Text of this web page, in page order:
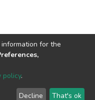
2026
User
Send
for the
policy.
Decline That's ok